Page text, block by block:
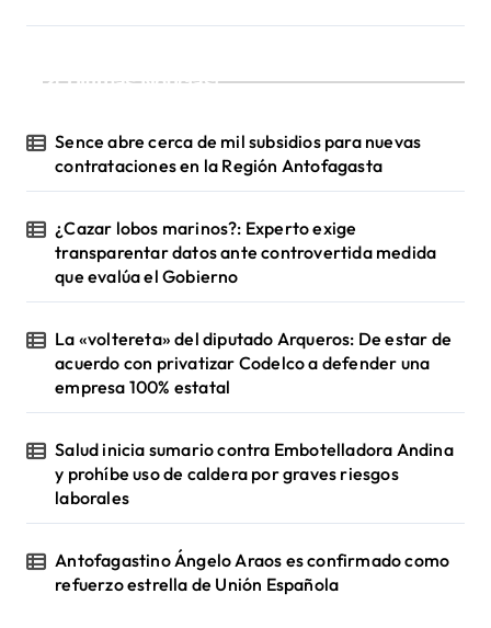
c
ó
d
e
e
n
t
r
a
d
a
s
¡Ultimas Noticias!
Sence abre cerca de mil subsidios para nuevas
contrataciones en la Región Antofagasta
¿Cazar lobos marinos?: Experto exige
transparentar datos ante controvertida medida
que evalúa el Gobierno
La «voltereta» del diputado Arqueros: De estar de
acuerdo con privatizar Codelco a defender una
empresa 100% estatal
Salud inicia sumario contra Embotelladora Andina
y prohíbe uso de caldera por graves riesgos
laborales
Antofagastino Ángelo Araos es confirmado como
refuerzo estrella de Unión Española